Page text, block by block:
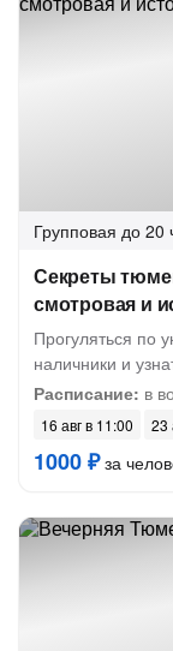
Групповая до 20
Секреты
смотровая и
Прогуляться по
наличники и
Расписание: в
16 авг в 11:00 23
1000 ₽за